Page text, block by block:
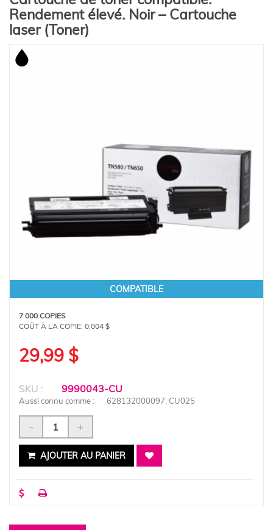
Rendement élevé. Noir – Cartouche
laser (Toner)
COMPATIBLE
7 000 COPIES
COÛT À LA COPIE: 0,004 $
29,99 $
SKU : 9990043-CU
Aussi connu comme : 628132000097, CU025
- +
AJOUTER AU PANIER